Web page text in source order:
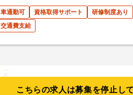
車通勤可 資格取得サポート 研修制度あり
交通費支給
こちらの求人は募集を停止し